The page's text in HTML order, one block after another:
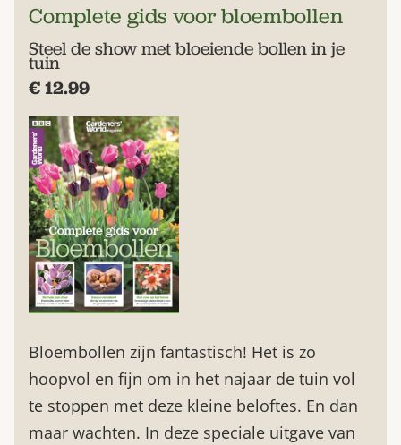
Complete gids voor bloembollen
Steel de show met bloeiende bollen in je
tuin
€ 12.99
Bloembollen zijn fantastisch! Het is zo
hoopvol en fijn om in het najaar de tuin vol
te stoppen met deze kleine beloftes. En dan
maar wachten. In deze speciale uitgave van